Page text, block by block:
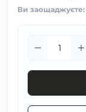
Ви заощаджуєте: